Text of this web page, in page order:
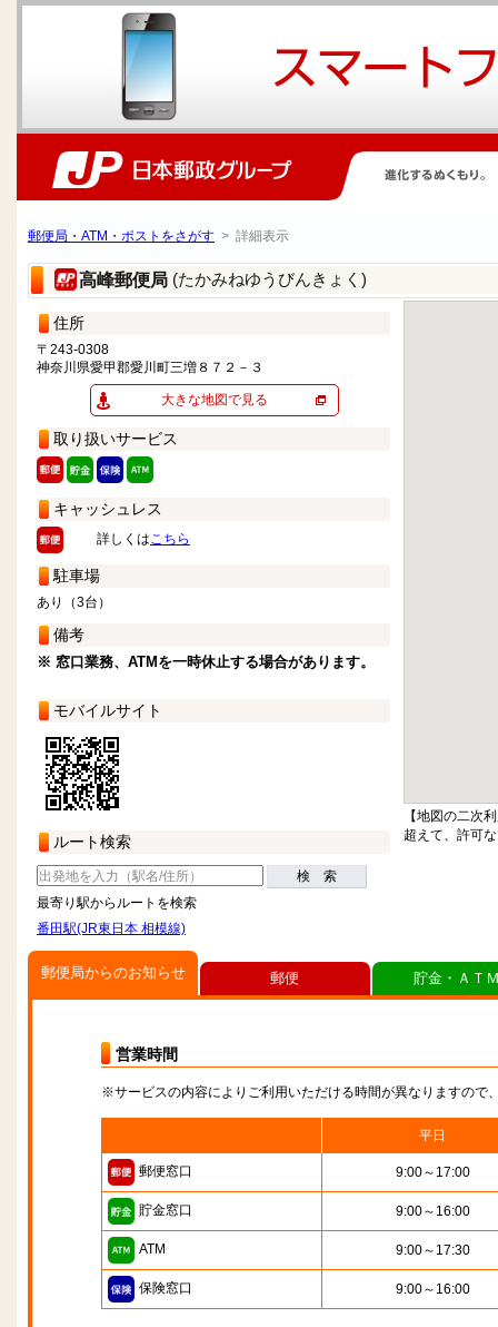
郵便局・ATM・ポストをさがす > 詳細表示
高峰郵便局 (たかみねゆうびんきょく)
住所
〒243-0308
神奈川県愛甲郡愛川町三増８７２－３
大きな地図で見る
取り扱いサービス
キャッシュレス
詳しくはこちら
駐車場
あり（3台）
備考
※ 窓口業務、ATMを一時休止する場合があります。
モバイルサイト
ルート検索
検 索
最寄り駅からルートを検索
番田駅(JR東日本 相模線)
【地図の二次
超えて、許可
郵便局からのお知らせ
営業時間
※サービスの内容によりご利用いただける時間が異なりますので
平日
郵便窓口 9:00～17:00
貯金窓口 9:00～16:00
ATM 9:00～17:30
保険窓口 9:00～16:00
郵便 貯金・ＡＴ